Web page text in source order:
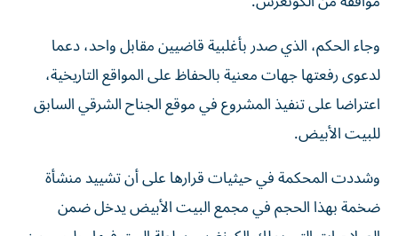
وجاء الحكم، الذي صدر بأغلبية قاضيين مقابل واحد، دعما
لدعوى رفعتها جهات معنية بالحفاظ على المواقع التاريخية،
اعتراضا على تنفيذ المشروع في موقع الجناح الشرقي السابق
للبيت الأبيض.
وشددت المحكمة في حيثيات قرارها على أن تشييد منشأة
ضخمة بهذا الحجم في مجمع البيت الأبيض يدخل ضمن